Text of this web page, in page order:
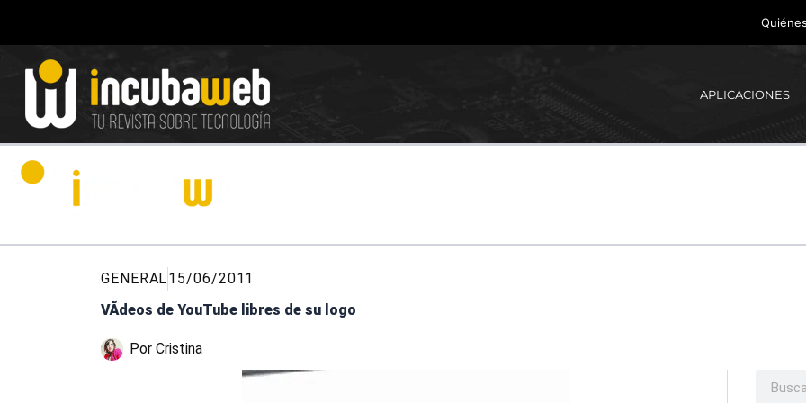
contenido
APLICACIONES
GENERAL15/06/2011
VÃ­deos de YouTube libres de su logo
Por Cristina